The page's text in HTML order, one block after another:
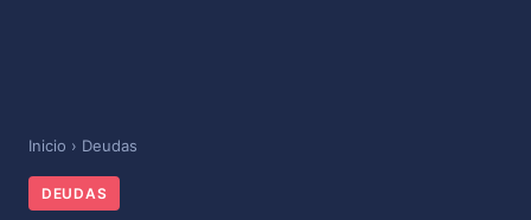
Inicio › Deudas
DEUDAS